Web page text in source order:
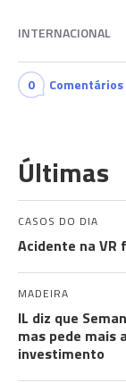
INTERNACIONAL
0 Comentários
Últimas
CASOS DO DIA
Acidente na VR
MADEIRA
IL diz que
mas pede mais
investimento